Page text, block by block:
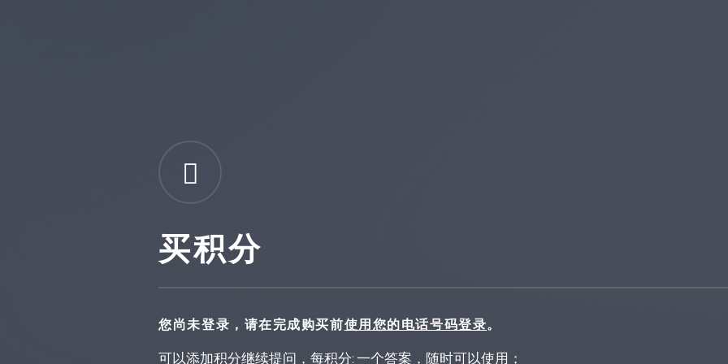
买积分
您尚未登录，请在完成购买前使用您的电话号码登录。
可以添加积分继续提问，每积分: 一个答案，随时可以使用；